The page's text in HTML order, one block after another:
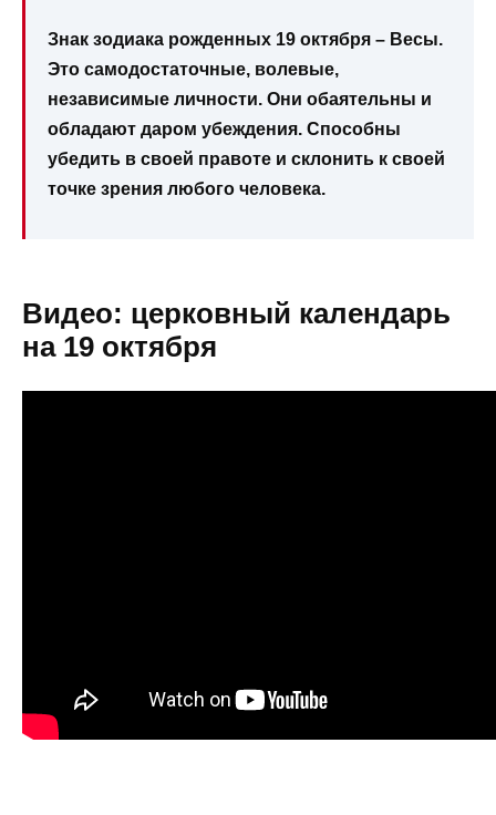
Знак зодиака рожденных 19 октября – Весы.
Это самодостаточные, волевые,
независимые личности. Они обаятельны и
обладают даром убеждения. Способны
убедить в своей правоте и склонить к своей
точке зрения любого человека.
Видео: церковный календарь
на 19 октября